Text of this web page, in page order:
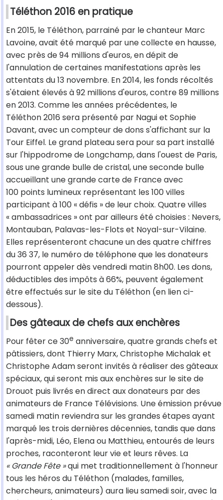
Téléthon 2016 en pratique
En 2015, le Téléthon, parrainé par le chanteur Marc
Lavoine, avait été marqué par une collecte en hausse,
avec près de 94 millions d'euros, en dépit de
l'annulation de certaines manifestations après les
attentats du 13 novembre. En 2014, les fonds récoltés
s'étaient élevés à 92 millions d'euros, contre 89 millions
en 2013. Comme les années précédentes, le
Téléthon 2016 sera présenté par Nagui et Sophie
Davant, avec un compteur de dons s'affichant sur la
Tour Eiffel. Le grand plateau sera pour sa part installé
sur l'hippodrome de Longchamp, dans l'ouest de Paris,
sous une grande bulle de cristal, une seconde bulle
accueillant une grande carte de France avec
100 points lumineux représentant les 100 villes
participant à 100 « défis » de leur choix. Quatre villes
« ambassadrices » ont par ailleurs été choisies : Nevers,
Montauban, Palavas-les-Flots et Noyal-sur-Vilaine.
Elles représenteront chacune un des quatre chiffres
du 36 37, le numéro de téléphone que les donateurs
pourront appeler dès vendredi matin 8h00. Les dons,
déductibles des impôts à 66%, peuvent également
être effectués sur le site du Téléthon (en lien ci-
dessous).
Des gâteaux de chefs aux enchères
Pour fêter ce 30e anniversaire, quatre grands chefs et
pâtissiers, dont Thierry Marx, Christophe Michalak et
Christophe Adam seront invités à réaliser des gâteaux
spéciaux, qui seront mis aux enchères sur le site de
Drouot puis livrés en direct aux donateurs par des
animateurs de France Télévisions. Une émission prévue
samedi matin reviendra sur les grandes étapes ayant
marqué les trois dernières décennies, tandis que dans
l'après-midi, Léo, Elena ou Matthieu, entourés de leurs
proches, raconteront leur vie et leurs rêves. La
« Grande Fête »qui met traditionnellement à l'honneur
tous les héros du Téléthon (malades, familles,
chercheurs, animateurs) aura lieu samedi soir, avec la